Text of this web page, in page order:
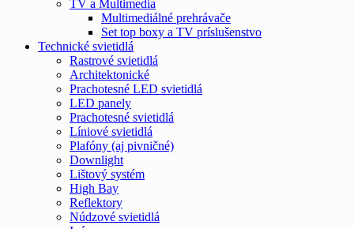
TV a Multimedia
Multimediálné prehrávače
Set top boxy a TV príslušenstvo
Technické svietidlá
Rastrové svietidlá
Architektonické
Prachotesné LED svietidlá
LED panely
Prachotesné svietidlá
Líniové svietidlá
Plafóny (aj pivničné)
Downlight
Lištový systém
High Bay
Reflektory
Núdzové svietidlá